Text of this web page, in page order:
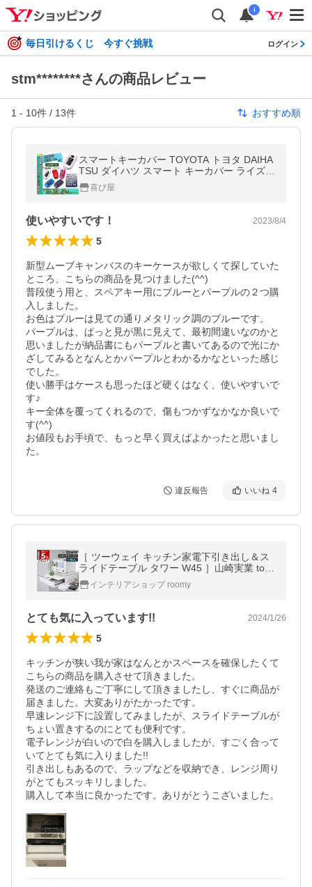
i
毎日引けるくじ 今すぐ挑戦 ログイン
stm********さんの商品レビュー
1 - 10件 / 13件 おすすめ順
スマートキーカバー TOYOTA トヨタ DAIHA
TSU ダイハツ スマート キーカバー ライズ R
AIZE ルーミー ROOMY ダイハツ ロッキー R
OCKY TPU
喜び屋
使いやすいです！ 2023/8/4
5
新型ムーブキャンバスのキーケースが欲しくて探していた
ところ、こちらの商品を見つけました(^^)
普段使う用と、スペアキー用にブルーとパープルの２つ購
入しました。
お色はブルーは見ての通りメタリック調のブルーです。
パープルは、ぱっと見が黒に見えて、最初間違いなのかと
思いましたが納品書にもパープルと書いてあるので光にか
ざしてみるとなんとかパープルとわかるかなといった感じ
でした。
使い勝手はケースも思ったほど硬くはなく、使いやすいで
す♪
キー全体を覆ってくれるので、傷もつかずなかなか良いで
す(^^)
お値段もお手頃で、もっと早く買えばよかったと思いまし
た。
違反報告 いいね 4
［ ツーウェイ キッチン家電下引き出し＆ス
ライドテーブル タワー W45 ］山崎実業 tow
er レンジ下収納 棚 yamazaki 公式 ブラック
ホワイト 2007 2008
インテリアショップ roomy
とても気に入っています!! 2024/1/26
5
キッチンが狭い我が家はなんとかスペースを確保したくて
こちらの商品を購入させて頂きました。
発送のご連絡もご丁寧にして頂きましたし、すぐに商品が
届きました。大変ありがたかったです。
早速レンジ下に設置してみましたが、スライドテーブルが
ちょい置きするのにとても便利です。
電子レンジが白いので白を購入しましたが、すごく合って
いてとても気に入りました!!
引き出しもあるので、ラップなどを収納でき、レンジ周り
がとてもスッキリしました。
購入して本当に良かったです。ありがとうこざいました。